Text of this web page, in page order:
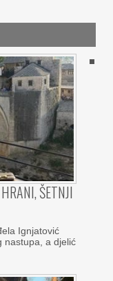
ŠETNJI
Ignjatović
nastupa, a djelić